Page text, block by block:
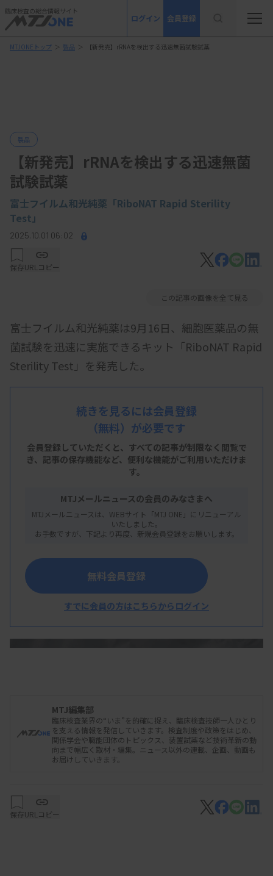
臨床検査の総合情報サイト
ログイン 会員登録
MTJONEトップ ＞ 製品 ＞ 【新発売】rRNAを検出する迅速無菌試験試薬
製品
【新発売】rRNAを検出する迅速無菌
試験試薬
富士フイルム和光純薬「RiboNAT Rapid Sterility
Test」
2025.10.01 06:02
保存URLコピー
この記事の画像を全て見る
富士フイルム和光純薬は9月16日、細胞医薬品の無
菌試験を迅速に実施できるキット「RiboNAT Rapid
Sterility Test」を発売した。
同製品は、NAT法（核酸増幅法）を用いた迅速無菌
試験キット。約7時間という短時間で試験結果を得
られ、従来の無菌試験と比較して試験時間を大幅に
短縮できる。また、一般的なNAT法で検出するゲノ
ムDNAではなく、微生物内の存在量が相対的に多い
高感度な検出が可能だ。
RNA Isolation Kit 1、RNA Isolation Kit 2、
望納入価格（税別）はそれぞれ28万円、15万円、
32万円となっている。
続きを見るには会員登録
（無料）が必要です
会員登録していただくと、すべての記事が制限なく閲覧で
き、 記事の保存機能など、便利な機能がご利用いただけま
す。
MTJメールニュースの会員のみなさまへ
MTJメールニュースは、WEBサイト「MTJ ONE」にリニューアル
いたしました。
お手数ですが、下記より再度、新規会員登録をお願いします。
無料会員登録
すでに会員の方はこちらからログイン
MTJ編集部
臨床検査業界の“いま”を的確に捉え、臨床検査技師一人ひとり
を支える情報を発信していきます。検査制度や政策をはじめ、
関係学会や職能団体のトピックス、装置試薬など技術革新の動
向まで幅広く取材・編集。ニュース以外の連載、企画、動画も
お届けしていきます。
保存URLコピー